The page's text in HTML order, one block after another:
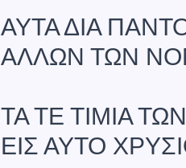
ΑΥΤΑ ΔΙΑ
ΑΛΛΩΝ ΤΩΝ
ΤΑ ΤΕ ΤΙΜΙΑ
ΕΙΣ ΑΥΤΟ